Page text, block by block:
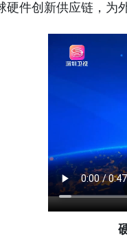
硬件创新供应链，为